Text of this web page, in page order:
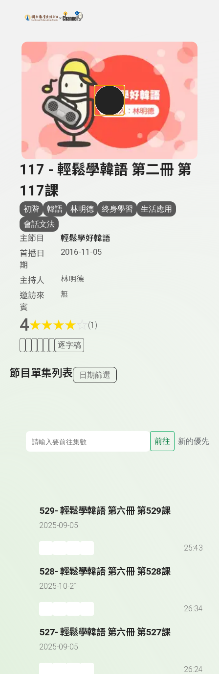
上方功能區塊
搜尋關鍵字：可輸入節目名稱、主持人或關鍵字
117 - 輕鬆學韓語 第二冊 第
117課
初階 韓語 林明德 終身學習
生活應用
會話文法
主節目
輕鬆學好韓語
首播日
期
2016-11-05
主持人 林明德
邀訪來
賓
無
4★★★★ (1)
逐字稿
節目單集列表 日期篩選
前往 新的優先
529- 輕鬆學韓語 第六冊 第529課
2025-09-05
25:43
528- 輕鬆學韓語 第六冊 第528課
2025-10-21
26:34
527- 輕鬆學韓語 第六冊 第527課
2025-09-05
26:24